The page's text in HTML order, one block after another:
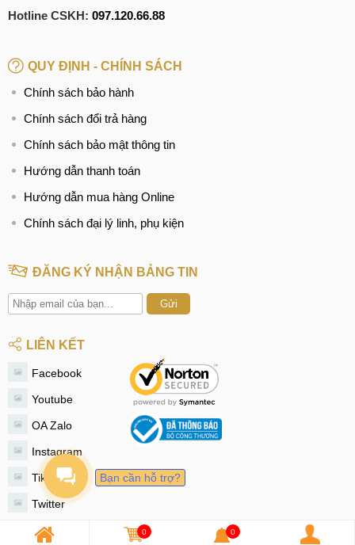
Hotline CSKH: 097.120.66.88
QUY ĐỊNH - CHÍNH SÁCH
Chính sách bảo hành
Chính sách đổi trả hàng
Chính sách bảo mật thông tin
Hướng dẫn thanh toán
Hướng dẫn mua hàng Online
Chính sách đại lý linh, phụ kiện
ĐĂNG KÝ NHẬN BẢNG TIN
Gửi
LIÊN KẾT
Facebook
Youtube
OA Zalo
Instagram
Tiktok
Twitter
© 2020 - MobileCity
0 0
Bạn cần hỗ trợ?